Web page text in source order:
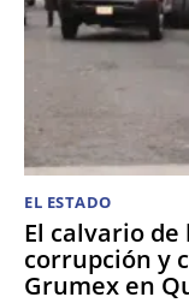
EL ESTADO
El calvario
corrupción y
Grumex en